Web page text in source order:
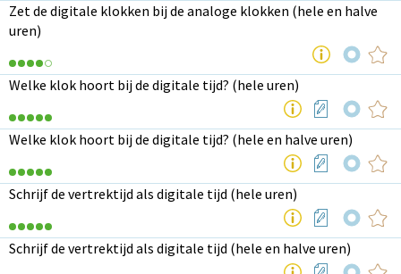
Zet de digitale klokken bij de analoge klokken (hele en halve
uren)
Welke klok hoort bij de digitale tijd? (hele uren)
Welke klok hoort bij de digitale tijd? (hele en halve uren)
Schrijf de vertrektijd als digitale tijd (hele uren)
Schrijf de vertrektijd als digitale tijd (hele en halve uren)